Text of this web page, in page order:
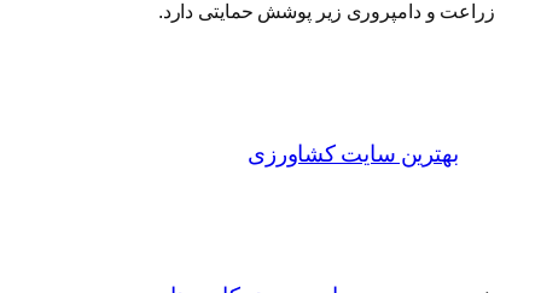
زراعت و دامپروری زیر پوشش حمایتی دارد.
بهترین سایت کشاورزی